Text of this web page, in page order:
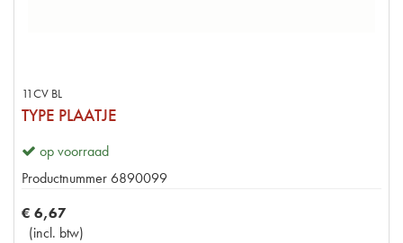
11CV BL
TYPE PLAATJE
op voorraad
Productnummer 6890099
€ 6,67
(incl. btw)